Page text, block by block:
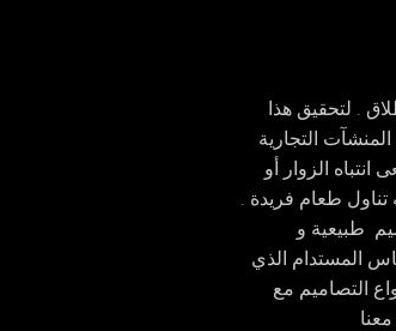
. لتحقيق هذا
التجارية
الزوار أو
طعام فريدة .
طبيعية و
المستدام الذي
التصاميم مع